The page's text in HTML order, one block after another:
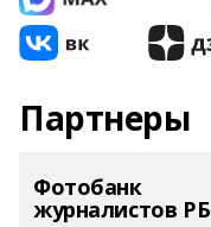
Партнеры
Фотобанк
журналистов РБ